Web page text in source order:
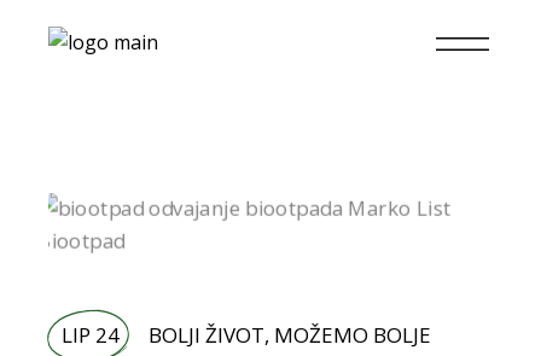
LIP 24 BOLJI ŽIVOT, MOŽEMO BOLJE